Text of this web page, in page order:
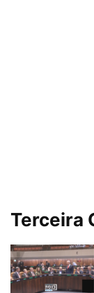
Terceira